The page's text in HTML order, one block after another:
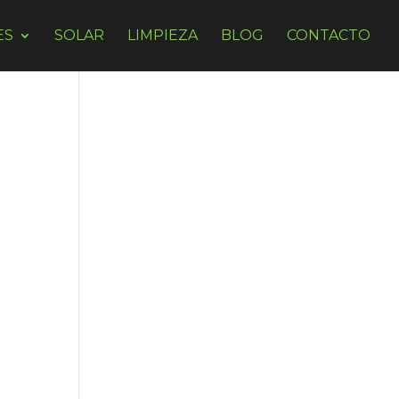
SOLAR LIMPIEZA BLOG CONTACTO